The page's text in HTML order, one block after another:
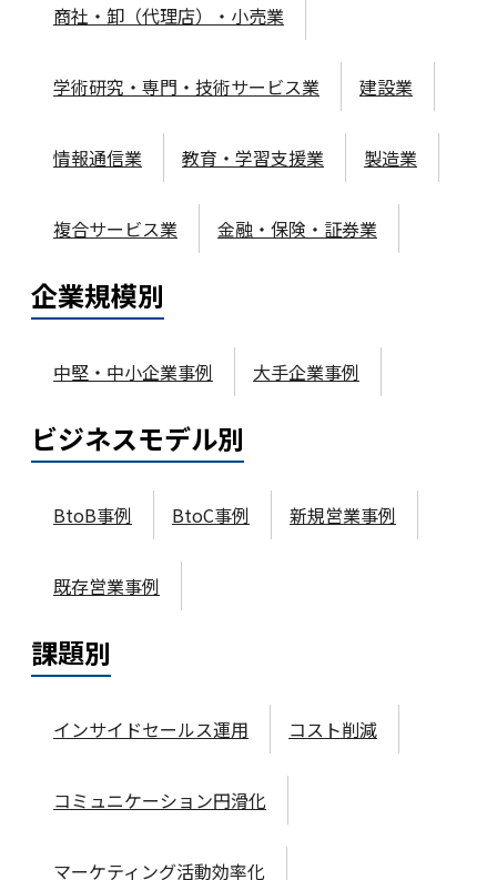
商社・卸（代理店）・小売業
学術研究・専門・技術サービス業 建設業
情報通信業 教育・学習支援業 製造業
複合サービス業 金融・保険・証券業
企業規模別
中堅・中小企業事例 大手企業事例
ビジネスモデル別
BtoB事例 BtoC事例 新規営業事例
既存営業事例
課題別
インサイドセールス運用 コスト削減
コミュニケーション円滑化
マーケティング活動効率化